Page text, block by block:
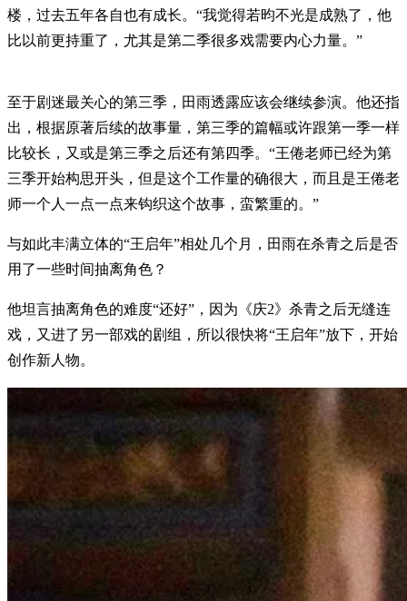
楼，过去五年各自也有成长。“我觉得若昀不光是成熟了，他
比以前更持重了，尤其是第二季很多戏需要内心力量。”
至于剧迷最关心的第三季，田雨透露应该会继续参演。他还指
出，根据原著后续的故事量，第三季的篇幅或许跟第一季一样
比较长，又或是第三季之后还有第四季。“王倦老师已经为第
三季开始构思开头，但是这个工作量的确很大，而且是王倦老
师一个人一点一点来钩织这个故事，蛮繁重的。”
与如此丰满立体的“王启年”相处几个月，田雨在杀青之后是否
用了一些时间抽离角色？
他坦言抽离角色的难度“还好”，因为《庆2》杀青之后无缝连
戏，又进了另一部戏的剧组，所以很快将“王启年”放下，开始
创作新人物。